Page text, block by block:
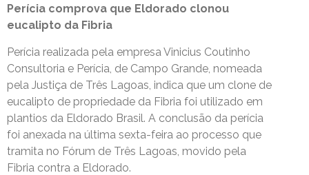
Perícia comprova que Eldorado clonou
eucalipto da Fibria
Perícia realizada pela empresa Vinicius Coutinho
Consultoria e Perícia, de Campo Grande, nomeada
pela Justiça de Três Lagoas, indica que um clone de
eucalipto de propriedade da Fibria foi utilizado em
plantios da Eldorado Brasil. A conclusão da perícia
foi anexada na última sexta-feira ao processo que
tramita no Fórum de Três Lagoas, movido pela
Fibria contra a Eldorado.